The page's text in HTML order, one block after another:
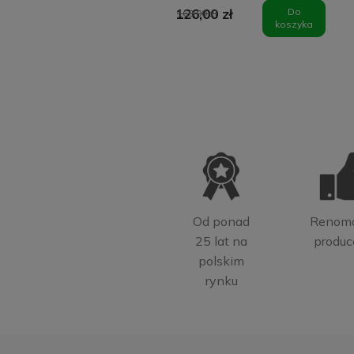
126,00 zł
169,00 zł
Do
koszyka
Od ponad
25 lat na
polskim
rynku